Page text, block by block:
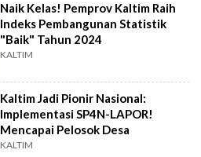
Naik Kelas! Pemprov Kaltim Raih
Indeks Pembangunan Statistik
"Baik" Tahun 2024
KALTIM
Kaltim Jadi Pionir Nasional:
Implementasi SP4N-LAPOR!
Mencapai Pelosok Desa
KALTIM